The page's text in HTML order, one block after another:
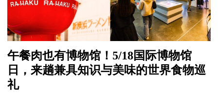
午餐肉也有博物馆！5/18国际博物馆
日，来趟兼具知识与美味的世界食物巡
礼